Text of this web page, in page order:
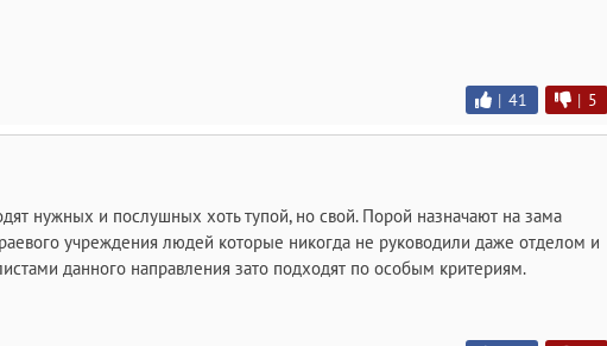
| 41 | 5
нужных и послушных хоть тупой, но свой. Порой назначают на зама
учреждения людей которые никогда не руководили даже отделом и
данного направления зато подходят по особым критериям.